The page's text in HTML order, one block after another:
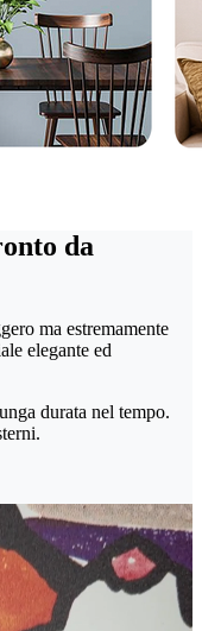
da
ma estremamente
elegante ed
durata nel tempo.